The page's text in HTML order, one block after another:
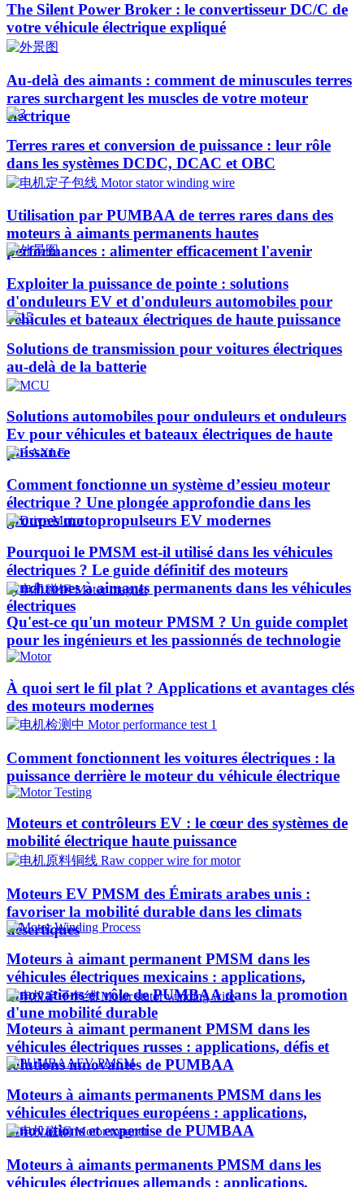
The Silent Power Broker : le convertisseur DC/C de
votre véhicule électrique expliqué
Au-delà des aimants : comment de minuscules terres
rares surchargent les muscles de votre moteur
électrique
Terres rares et conversion de puissance : leur rôle
dans les systèmes DCDC, DCAC et OBC
Utilisation par PUMBAA de terres rares dans des
moteurs à aimants permanents hautes
performances : alimenter efficacement l'avenir
Exploiter la puissance de pointe : solutions
d'onduleurs EV et d'onduleurs automobiles pour
véhicules et bateaux électriques de haute puissance​
Solutions de transmission pour voitures électriques
au-delà de la batterie
Solutions automobiles pour onduleurs et onduleurs
Ev pour véhicules et bateaux électriques de haute
puissance
Comment fonctionne un système d’essieu moteur
électrique ? Une plongée approfondie dans les
groupes motopropulseurs EV modernes
Pourquoi le PMSM est-il utilisé dans les véhicules
électriques ? Le guide définitif des moteurs
synchrones à aimants permanents dans les véhicules
électriques
Qu'est-ce qu'un moteur PMSM ? Un guide complet
pour les ingénieurs et les passionnés de technologie
À quoi sert le fil plat ? Applications et avantages clés
des moteurs modernes
Comment fonctionnent les voitures électriques : la
puissance derrière le moteur du véhicule électrique
Moteurs et contrôleurs EV : le cœur des systèmes de
mobilité électrique haute puissance
Moteurs EV PMSM des Émirats arabes unis :
favoriser la mobilité durable dans les climats
désertiques
Moteurs à aimant permanent PMSM dans les
véhicules électriques mexicains : applications,
innovations et rôle de PUMBAA dans la promotion
d'une mobilité durable
Moteurs à aimant permanent PMSM dans les
véhicules électriques russes : applications, défis et
solutions innovantes de PUMBAA
Moteurs à aimants permanents PMSM dans les
véhicules électriques européens : applications,
innovations et expertise de PUMBAA
Moteurs à aimants permanents PMSM dans les
véhicules électriques allemands : applications,